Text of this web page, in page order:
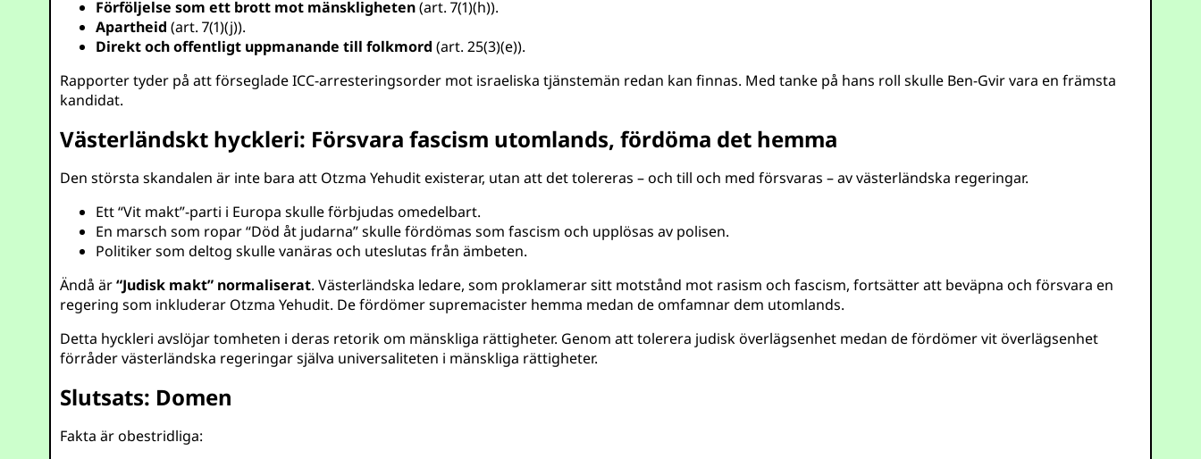
Förföljelse som ett brott mot mänskligheten(art. 7(1)(h)).
Apartheid (art. 7(1)(j)).
Direkt och offentligt uppmanande till folkmord (art. 25(3)(e)).
Rapporter tyder på att förseglade ICC-arresteringsorder mot israeliska tjänstemän redan kan finnas. Med tanke på hans roll skulle Ben-Gvir vara en främsta
kandidat.
Västerländskt hyckleri: Försvara fascism utomlands, fördöma det hemma
Den största skandalen är inte bara att Otzma Yehudit existerar, utan att det tolereras – och till och med försvaras – av västerländska regeringar.
Ett “Vit makt”-parti i Europa skulle förbjudas omedelbart.
En marsch som ropar “Död åt judarna” skulle fördömas som fascism och upplösas av polisen.
Politiker som deltog skulle vanäras och uteslutas från ämbeten.
Ändå är“Judisk makt” normaliserat. Västerländska ledare, som proklamerar sitt motstånd mot rasism och fascism, fortsätter att beväpna och försvara en
regering som inkluderar Otzma Yehudit. De fördömer supremacister hemma medan de omfamnar dem utomlands.
Detta hyckleri avslöjar tomheten i deras retorik om mänskliga rättigheter. Genom att tolerera judisk överlägsenhet medan de fördömer vit överlägsenhet
förråder västerländska regeringar själva universaliteten i mänskliga rättigheter.
Slutsats: Domen
Fakta är obestridliga: